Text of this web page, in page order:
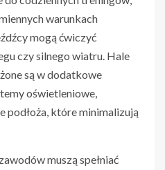
warunkach
mogą ćwiczyć
czy silnego wiatru. Hale
są w dodatkowe
oświetleniowe,
podłoża, które minimalizują
muszą spełniać